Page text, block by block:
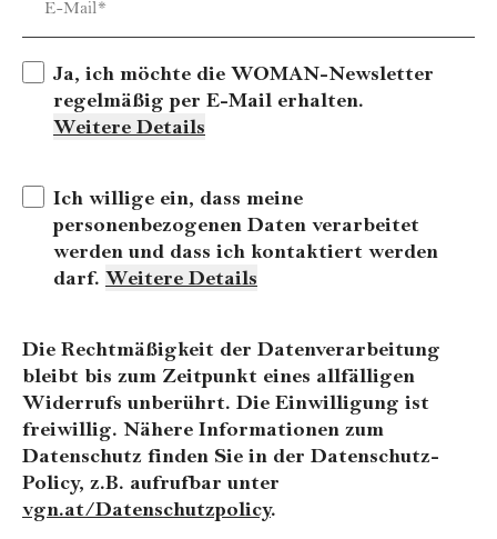
E-Mail*
Ja, ich möchte die WOMAN-Newsletter
regelmäßig per E-Mail erhalten.
Weitere Details
Ich willige ein, dass meine
personenbezogenen Daten verarbeitet
werden und dass ich kontaktiert werden
darf. Weitere Details
Die Rechtmäßigkeit der Datenverarbeitung
bleibt bis zum Zeitpunkt eines allfälligen
Widerrufs unberührt. Die Einwilligung ist
freiwillig. Nähere Informationen zum
Datenschutz finden Sie in der Datenschutz-
Policy, z.B. aufrufbar unter
vgn.at/Datenschutzpolicy.